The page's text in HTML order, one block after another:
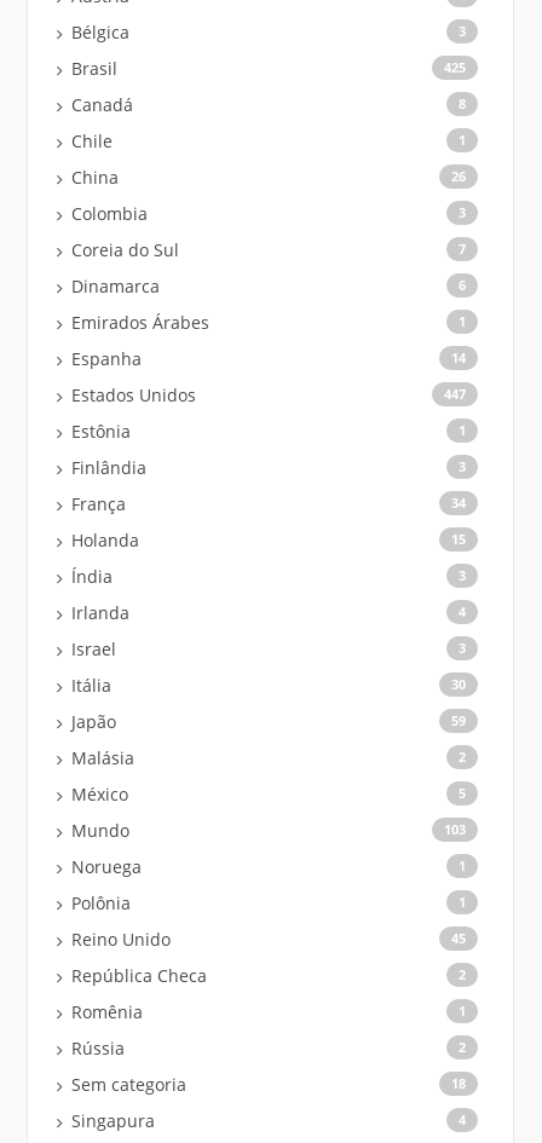
Bélgica 3
Brasil 425
Canadá 8
Chile 1
China 26
Colombia 3
Coreia do Sul 7
Dinamarca 6
Emirados Árabes 1
Espanha 14
Estados Unidos 447
Estônia 1
Finlândia 3
França 34
Holanda 15
Índia 3
Irlanda 4
Israel 3
Itália 30
Japão 59
Malásia 2
México 5
Mundo 103
Noruega 1
Polônia 1
Reino Unido 45
República Checa 2
Romênia 1
Rússia 2
Sem categoria 18
Singapura 4